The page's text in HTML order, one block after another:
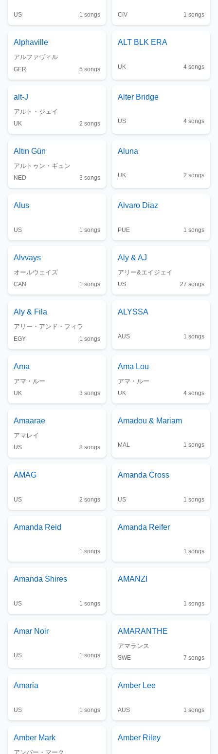
US 1 songs CIV 1 songs
Alphaville
アルファヴィル
GER 5 songs
ALT BLK ERA
UK 4 songs
alt-J
アルト・ジェイ
UK 2 songs
Alter Bridge
US 4 songs
Altın Gün
アルトゥン・ギュン
NED 3 songs
Aluna
UK 2 songs
Alus
US 1 songs
Alvaro Diaz
PUE 1 songs
Alvvays
オールウェイズ
CAN 1 songs
Aly & AJ
アリー&エイジェイ
US 27 songs
Aly & Fila
アリー・アンド・フィラ
EGY 1 songs
ALYSSA
AUS 1 songs
Ama
アマ・ルー
UK 3 songs
Ama Lou
アマ・ルー
UK 4 songs
Amaarae
アマレイ
US 8 songs
Amadou & Mariam
MAL 1 songs
AMAG
US 2 songs
Amanda Cross
US 1 songs
Amanda Reid
1 songs
Amanda Reifer
1 songs
Amanda Shires
US 1 songs
AMANZI
1 songs
Amar Noir
US 1 songs
AMARANTHE
アマランス
SWE 7 songs
Amaria
US 1 songs
Amber Lee
AUS 1 songs
Amber Mark
アンバー・マーク
Amber Riley